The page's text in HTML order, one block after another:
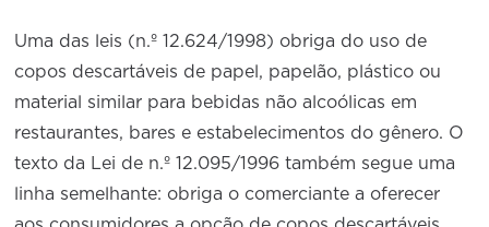
Uma das leis (n.º 12.624/1998) obriga do uso de
copos descartáveis de papel, papelão, plástico ou
material similar para bebidas não alcoólicas em
restaurantes, bares e estabelecimentos do gênero. O
texto da Lei de n.º 12.095/1996 também segue uma
linha semelhante: obriga o comerciante a oferecer